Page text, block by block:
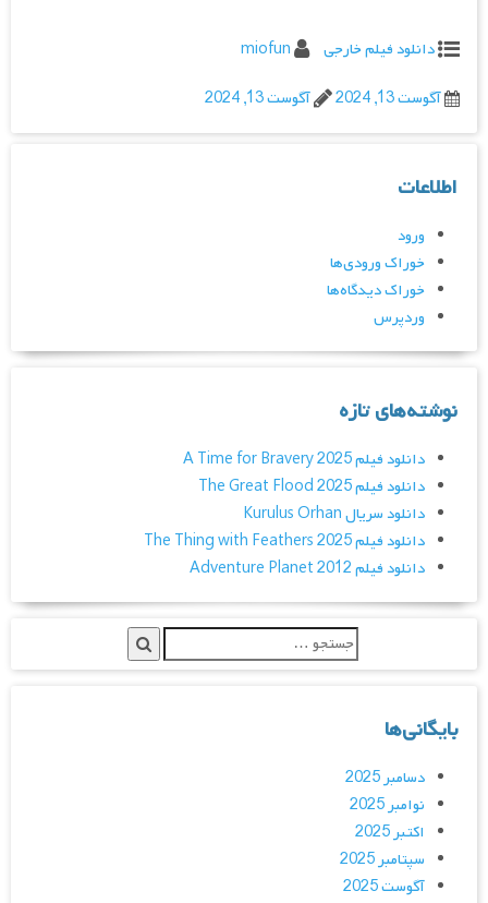
دانلود فیلم خارجی
miofun
آگوست 13, 2024
آگوست 13, 2024
اطلاعات
ورود
خوراک ورودی‌ها
خوراک دیدگاه‌ها
وردپرس
نوشته‌های تازه
دانلود فیلم A Time for Bravery 2025
دانلود فیلم The Great Flood 2025
دانلود سریال Kurulus Orhan
دانلود فیلم The Thing with Feathers 2025
دانلود فیلم Adventure Planet 2012
بایگانی‌ها
دسامبر 2025
نوامبر 2025
اکتبر 2025
سپتامبر 2025
آگوست 2025